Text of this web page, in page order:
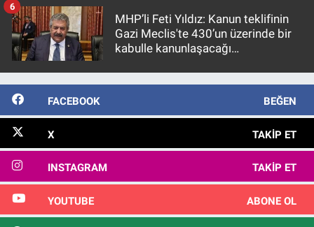
MHP’li Feti Yıldız: Kanun teklifinin
Gazi Meclis'te 430’un üzerinde bir
kabulle kanunlaşacağı
6
FACEBOOK BEĞEN
X TAKIP ET
INSTAGRAM TAKIP ET
YOUTUBE ABONE OL